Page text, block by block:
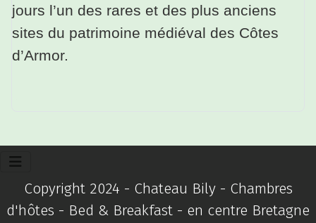
jours l’un des rares et des plus anciens
sites du patrimoine médiéval des Côtes
d’Armor.
Copyright 2024 - Chateau Bily - Chambres
d'hôtes - Bed & Breakfast - en centre Bretagne